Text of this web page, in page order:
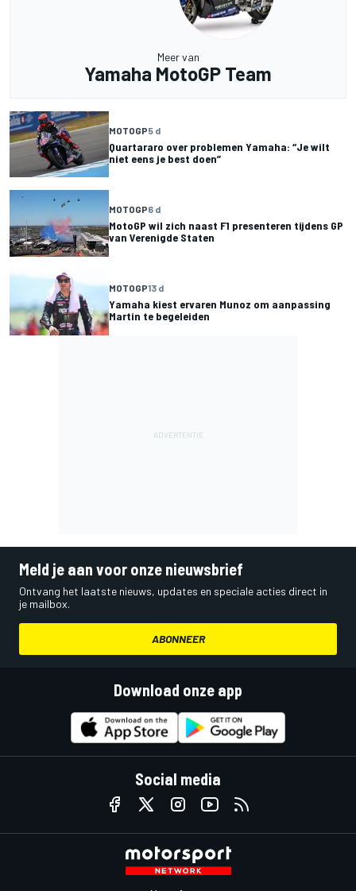
Meer van
Yamaha MotoGP Team
MOTOGP5 d
Quartararo over problemen Yamaha: “Je wilt
niet eens je best doen”
MOTOGP6 d
MotoGP wil zich naast F1 presenteren tijdens GP
van Verenigde Staten
MOTOGP13 d
Yamaha kiest ervaren Munoz om aanpassing
Martin te begeleiden
Meld je aan voor onze nieuwsbrief
Ontvang het laatste nieuws, updates en speciale acties direct in
je mailbox.
ABONNEER
Download onze app
Social media